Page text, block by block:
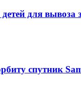
для вывоза
спутник